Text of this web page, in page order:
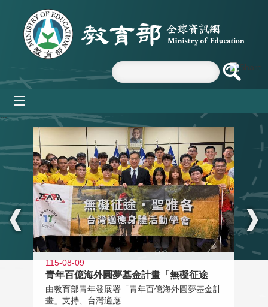
跳到主要內容區塊
:::
115-08-09
青年百億海外圓夢基金計畫「無礙征途
由教育部青年發展署「青年百億海外圓夢基金計
畫」支持、台灣適應...